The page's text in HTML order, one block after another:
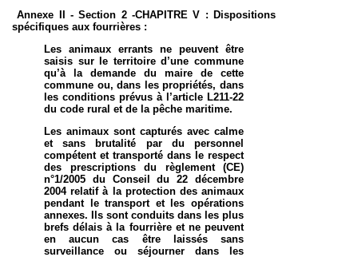
Annexe II - Section 2 -CHAPITRE V : Dispositions
spécifiques aux fourrières :
Les animaux errants ne peuvent être
saisis sur le territoire d’une commune
qu’à la demande du maire de cette
commune ou, dans les propriétés, dans
les conditions prévus à l’article L211-22
du code rural et de la pêche maritime.
Les animaux sont capturés avec calme
et sans brutalité par du personnel
compétent et transporté dans le respect
des prescriptions du règlement (CE)
n°1/2005 du Conseil du 22 décembre
2004 relatif à la protection des animaux
pendant le transport et les opérations
annexes. Ils sont conduits dans les plus
brefs délais à la fourrière et ne peuvent
en aucun cas être laissés sans
surveillance ou séjourner dans les